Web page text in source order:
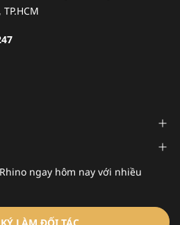
ngay hôm nay với nhiều